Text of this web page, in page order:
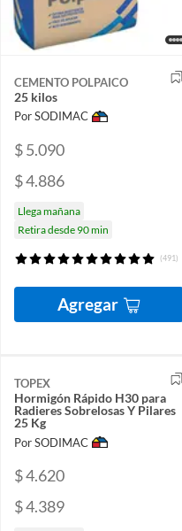
CEMENTO POLPAICO
25 kilos
Por SODIMAC
$ 5.090
$ 4.886
Llega mañana
Retira desde 90 min
(491)
Agregar
TOPEX
Hormigón Rápido H30 para
Radieres Sobrelosas Y Pilares
25 Kg
Por SODIMAC
$ 4.620
$ 4.389